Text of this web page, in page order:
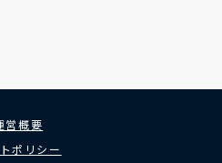
営概要
ポリシー